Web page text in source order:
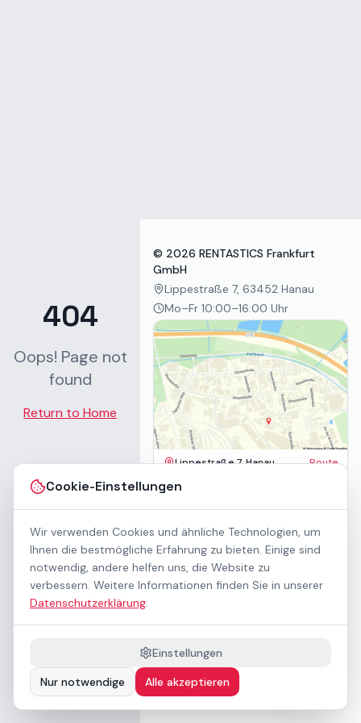
Cookie-Einstellungen
Wir verwenden Cookies und ähnliche Technologien, um
Ihnen die bestmögliche Erfahrung zu bieten. Einige sind
notwendig, andere helfen uns, die Website zu
verbessern. Weitere Informationen finden Sie in unserer
Datenschutzerklärung.
Einstellungen
Nur notwendige
Alle akzeptieren
404
Oops! Page not
found
Return to Home
© 2026 RENTASTICS Frankfurt
GmbH
Lippestraße 7, 63452 Hanau
Mo–Fr 10:00–16:00 Uhr
Lippestraße 7, Hanau Route
Impressum
Barrierefreiheit
Kontakt
Mietbedingungen
Cookie-Einstellungen
Downloads
Preisliste (PDF)
Barrierefrei nach WCAG 2.1 AA